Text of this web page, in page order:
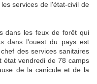
services de l'état-civil de
dans les feux de forêt qui
dans l'ouest du pays est
des services sanitaires
état vendredi de 78 camps
de la canicule et de la